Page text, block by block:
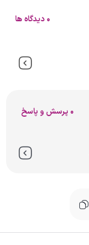
0 دیدگاه ها
0 پرسش و پاسخ